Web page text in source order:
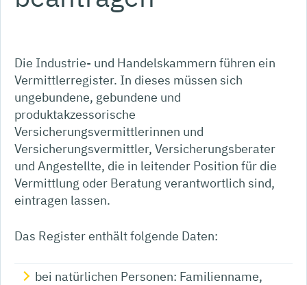
Die Industrie- und Handelskammern führen ein
Vermittlerregister. In dieses müssen sich
ungebundene, gebundene und
produktakzessorische
Versicherungsvermittlerinnen und
Versicherungsvermittler, Versicherungsberater
und Angestellte, die in leitender Position für die
Vermittlung oder Beratung verantwortlich sind,
eintragen lassen.
Das Register enthält folgende Daten:
bei natürlichen Personen: Familienname,